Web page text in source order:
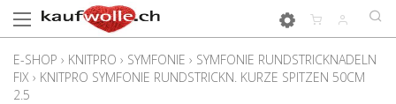
E-SHOP › KNITPRO › SYMFONIE › SYMFONIE RUNDSTRICKNADELN
FIX › KNITPRO SYMFONIE RUNDSTRICKN. KURZE SPITZEN 50CM
2.5